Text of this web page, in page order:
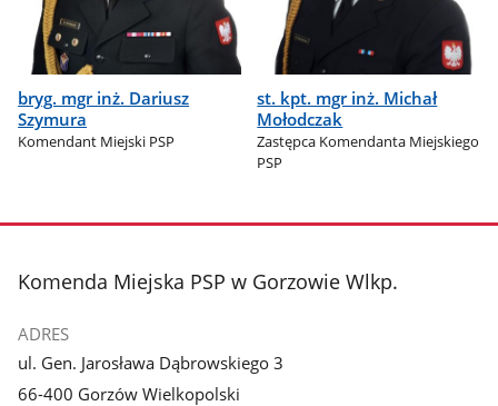
bryg. mgr inż. Dariusz
Szymura
Komendant Miejski PSP
st. kpt. mgr inż. Michał
Mołodczak
Zastępca Komendanta Miejskiego
PSP
stopka
Komenda Miejska PSP w Gorzowie Wlkp.
ADRES
ul. Gen. Jarosława Dąbrowskiego 3
66-400 Gorzów Wielkopolski